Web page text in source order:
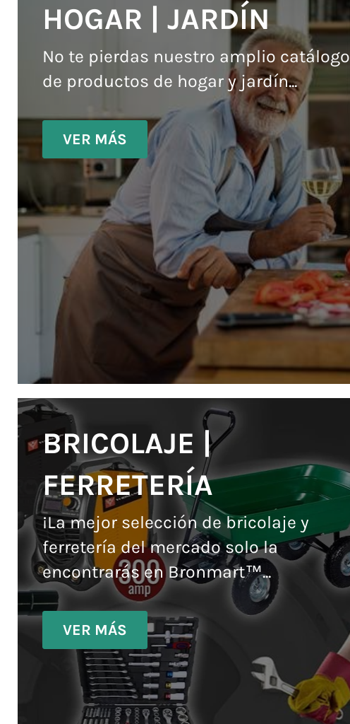
HOGAR | JARDÍN
No te pierdas nuestro amplio catálogo
de productos de hogar y jardín...
VER MÁS
BRICOLAJE |
FERRETERÍA
¡La mejor selección de bricolaje y
ferretería del mercado solo la
encontrarás en Bronmart™...
VER MÁS